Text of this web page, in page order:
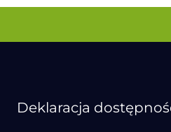
Deklaracja